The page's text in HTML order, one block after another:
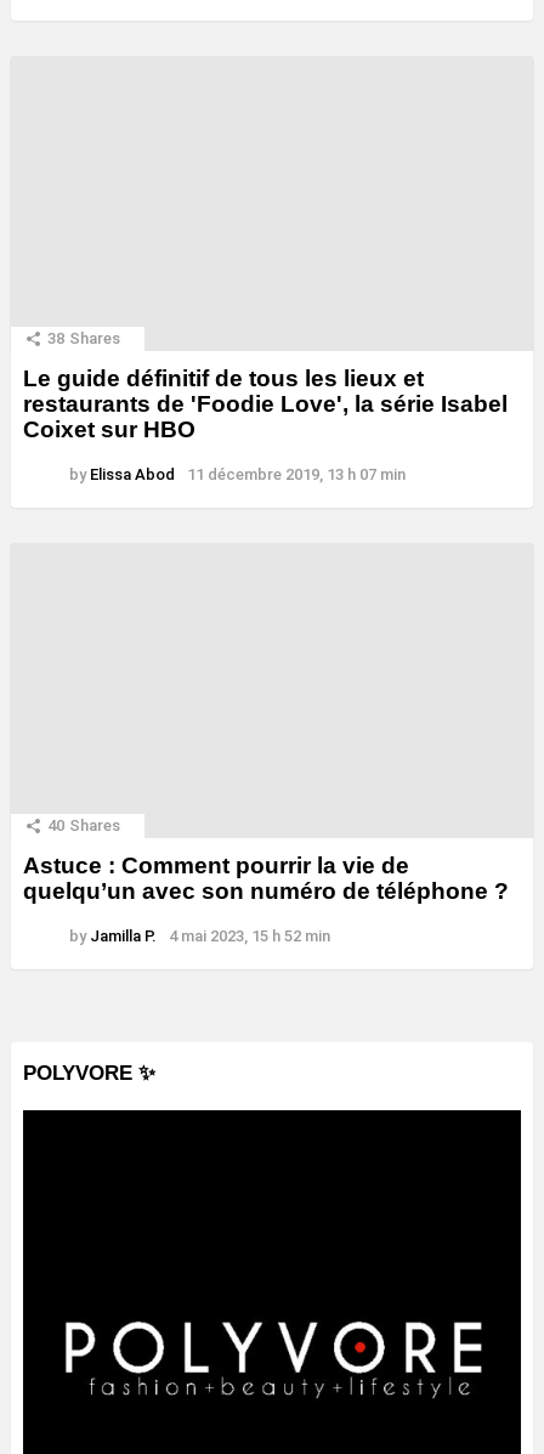
38 Shares
Le guide définitif de tous les lieux et
restaurants de 'Foodie Love', la série Isabel
Coixet sur HBO
by Elissa Abod 11 décembre 2019, 13 h 07 min
40 Shares
Astuce : Comment pourrir la vie de
quelqu’un avec son numéro de téléphone ?
by Jamilla P. 4 mai 2023, 15 h 52 min
POLYVORE ✨